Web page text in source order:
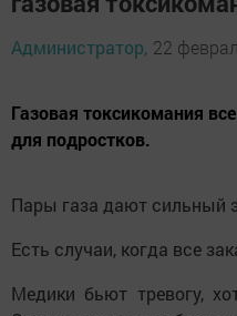
Администратор, 22
Газовая токсикомания
для подростков.
Пары газа дают сильный
Есть случаи, когда все
Медики бьют тревогу,